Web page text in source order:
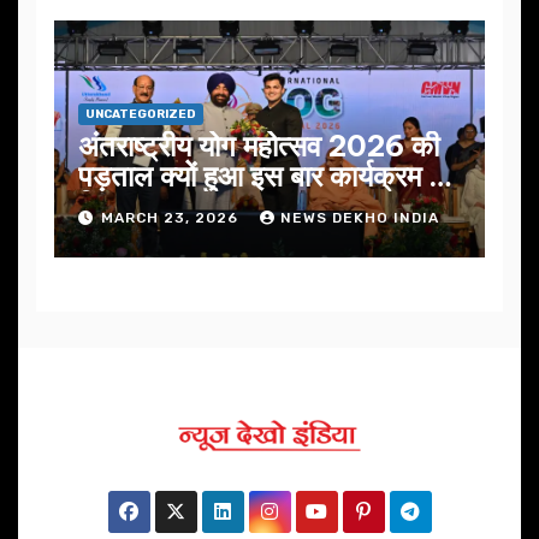
UNCATEGORIZED
अंतराष्ट्रीय योग महोत्सव 2026 की
पड़ताल क्यों हुआ इस बार कार्यक्रम में
निखार
MARCH 23, 2026 NEWS DEKHO INDIA